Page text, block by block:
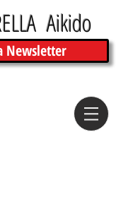
Aikido
Newsletter